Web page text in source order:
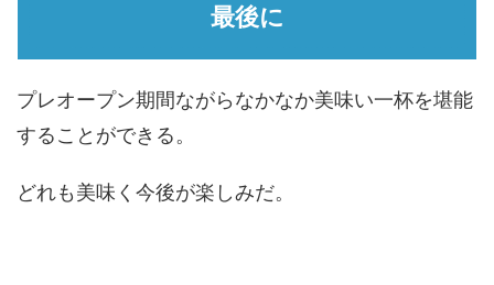
最後に
プレオープン期間ながらなかなか美味い一杯を堪能
することができる。
どれも美味く今後が楽しみだ。